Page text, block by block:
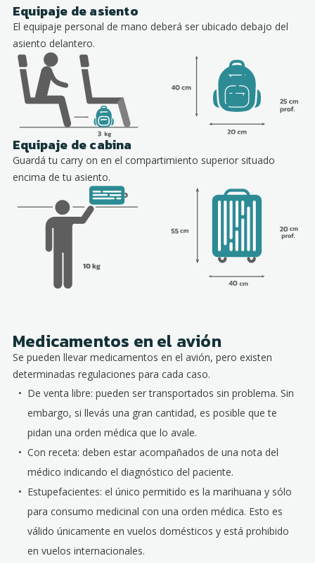
Equipaje de asiento
El equipaje personal de mano deberá ser ubicado debajo del
asiento delantero.
Equipaje de cabina
Guardá tu carry on en el compartimiento superior situado
encima de tu asiento.
Medicamentos en el avión
Se pueden llevar medicamentos en el avión, pero existen
determinadas regulaciones para cada caso.
De venta libre: pueden ser transportados sin problema. Sin
embargo, si llevás una gran cantidad, es posible que te
pidan una orden médica que lo avale.
Con receta: deben estar acompañados de una nota del
médico indicando el diagnóstico del paciente.
Estupefacientes: el único permitido es la marihuana y sólo
para consumo medicinal con una orden médica. Esto es
válido únicamente en vuelos domésticos y está prohibido
en vuelos internacionales.